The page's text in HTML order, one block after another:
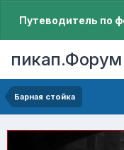
Путеводитель по
пикап.Форум
Барная стойка